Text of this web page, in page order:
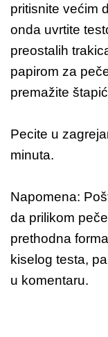
pritisnite većim
onda uvrtite
preostalih
papirom za
premažite
Pecite u
minuta.
Napomena:
da prilikom
prethodna
kiselog testa,
u komentaru.